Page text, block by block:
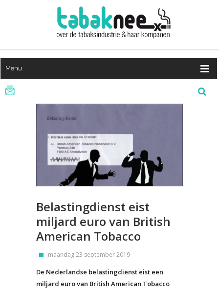
Menu
Belastingdienst eist
miljard euro van British
American Tobacco
maandag 23 september 2019
De Nederlandse belastingdienst eist een
miljard euro van British American Tobacco